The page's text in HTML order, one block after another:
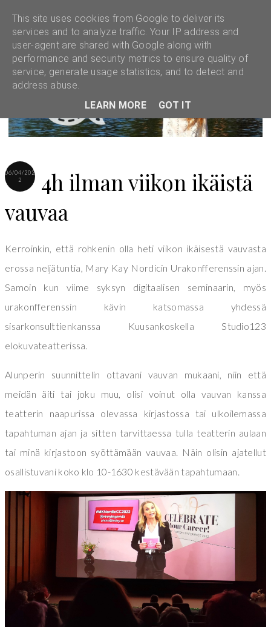
06/04/202
2
4h ilman viikon ikäistä
vauvaa
Kerroinkin, että rohkenin olla heti viikon ikäisestä vauvasta
erossa neljätuntia, Mary Kay Nordicin Urakonfferenssin ajan.
Samoin kun viime syksyn digitaalisen seminaarin, myös
urakonfferenssin kävin katsomassa yhdessä
sisarkonsulttienkanssa Kuusankoskella Studio123
elokuvateatterissa.
Alunperin suunnittelin ottavani vauvan mukaani, niin että
meidän äiti tai joku muu, olisi voinut olla vauvan kanssa
teatterin naapurissa olevassa kirjastossa tai ulkoilemassa
tapahtuman ajan ja sitten tarvittaessa tulla teatterin aulaan
tai minä kirjastoon syöttämään vauvaa. Näin olisin ajatellut
osallistuvani koko klo 10-1630 kestävään tapahtumaan.
This site uses cookies from Google to deliver its
services and to analyze traffic. Your IP address and
user-agent are shared with Google along with
performance and security metrics to ensure quality of
service, generate usage statistics, and to detect and
address abuse.
LEARN MORE
GOT IT